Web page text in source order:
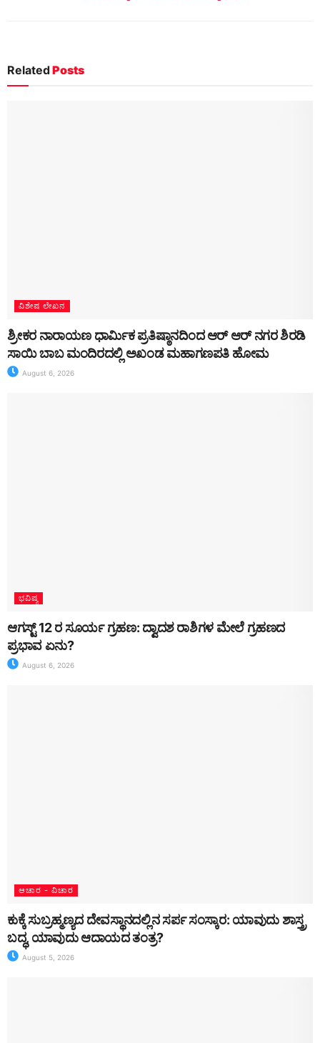
RelatedPosts
ವಿಶೇಷ ಲೇಖನ
ಶ್ರೀಕರ ನಾರಾಯಣ ಧಾರ್ಮಿಕ ಪ್ರತಿಷ್ಠಾನದಿಂದ ಆರ್ ಆರ್ ನಗರ ಶಿರಡಿ
ಸಾಯಿ ಬಾಬ ಮಂದಿರದಲ್ಲಿ ಅಖಂಡ ಮಹಾಗಣಪತಿ ಹೋಮ
August 6, 2026
ಭವಿಷ್ಯ
ಆಗಸ್ಟ್ 12 ರ ಸೂರ್ಯ ಗ್ರಹಣ: ದ್ವಾದಶ ರಾಶಿಗಳ ಮೇಲೆ ಗ್ರಹಣದ
ಪ್ರಭಾವ ಏನು?
August 6, 2026
ಆಚಾರ - ವಿಚಾರ
ಕುಕ್ಕೆ ಸುಬ್ರಹ್ಮಣ್ಯದ ದೇವಸ್ಥಾನದಲ್ಲಿನ ಸರ್ಪ ಸಂಸ್ಕಾರ: ಯಾವುದು ಶಾಸ್ತ್ರ
ಬದ್ಧ, ಯಾವುದು ಆದಾಯದ ತಂತ್ರ?
August 5, 2026